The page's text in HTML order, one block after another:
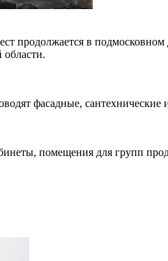
продолжается в
области.
фасадные,
помещения для групп